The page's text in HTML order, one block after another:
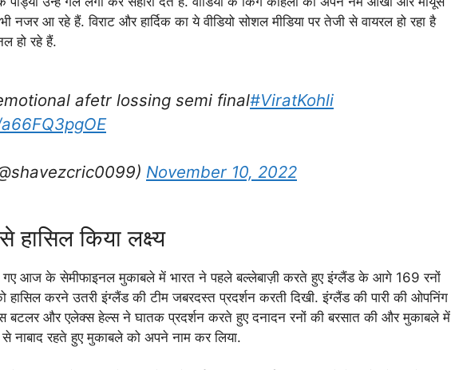
नजर आ रहे हैं. विराट और हार्दिक का ये वीडियो सोशल मीडिया पर तेजी से वायरल हो रहा है
हो रहे हैं.
afetr lossing semi final#ViratKohli
November 10, 2022
किया लक्ष्य
आज के सेमीफाइनल मुकाबले में भारत ने पहले बल्लेबाज़ी करते हुए इंग्लैंड के आगे 169 रनों
हासिल करने उतरी इंग्लैंड की टीम जबरदस्त प्रदर्शन करती दिखी. इंग्लैंड की पारी की ओपनिंग
बटलर और एलेक्स हेल्स ने घातक प्रदर्शन करते हुए दनादन रनों की बरसात की और मुकाबले में
नाबाद रहते हुए मुकाबले को अपने नाम कर लिया.